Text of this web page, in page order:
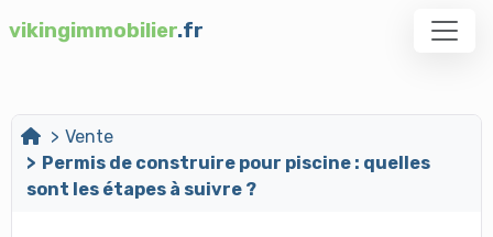
vikingimmobilier.fr
Vente
Permis de construire pour piscine : quelles
sont les étapes à suivre ?